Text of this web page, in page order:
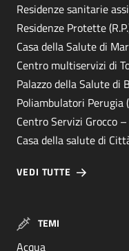
Residenze sanitarie
Residenze Protette
Casa della Salute di
Centro multiservizi di
Palazzo della Salute di
Poliambulatori Perugia
Centro Servizi Grocco
Casa della salute di
VEDI TUTTE
TEMI
Acqua